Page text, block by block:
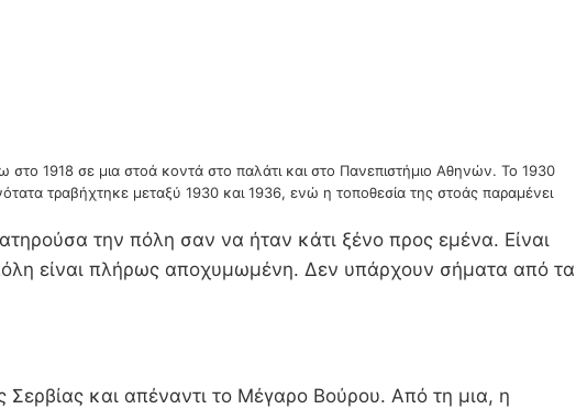
1918 σε μια στοά κοντά στο παλάτι και στο Πανεπιστήμιο Αθηνών. Το 1930
τραβήχτηκε μεταξύ 1930 και 1936, ενώ η τοποθεσία της στοάς παραμένει
την πόλη σαν να ήταν κάτι ξένο προς εμένα. Είναι
είναι πλήρως αποχυμωμένη. Δεν υπάρχουν σήματα από τα
και απέναντι το Μέγαρο Βούρου. Από τη μια, η